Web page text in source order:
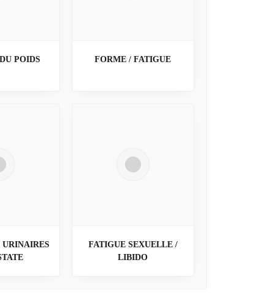
POIDS FORME / FATIGUE
FATIGUE SEXUELLE /
LIBIDO